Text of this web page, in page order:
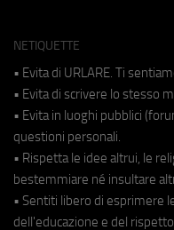
NETIQUETTE
• Evita di URLARE. Ti
• Evita di scrivere lo stesso
• Evita in luoghi pubblici
questioni personali.
• Rispetta le idee altrui, le
bestemmiare né insultare
• Sentiti libero di esprimere
dell'educazione e del